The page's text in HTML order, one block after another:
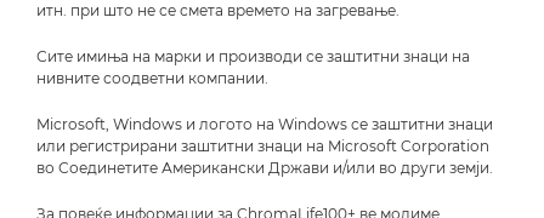
итн. при што не се смета времето на загревање.
Сите имиња на марки и производи се заштитни знаци на
нивните соодветни компании.
Microsoft, Windows и логото на Windows се заштитни знаци
или регистрирани заштитни знаци на Microsoft Corporation
во Соединетите Американски Држави и/или во други земји.
За повеќе информации за ChromaLife100+ ве молиме